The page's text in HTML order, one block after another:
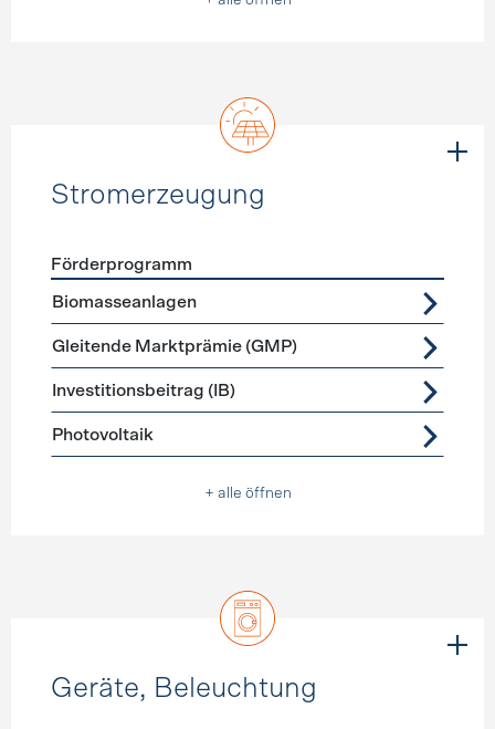
Stromerzeugung
Förderprogramme
Förderprogramm
Biomasseanlagen
Gleitende Marktprämie (GMP)
Investitionsbeitrag (IB)
Photovoltaik
+ alle öffnen
Geräte, Beleuchtung